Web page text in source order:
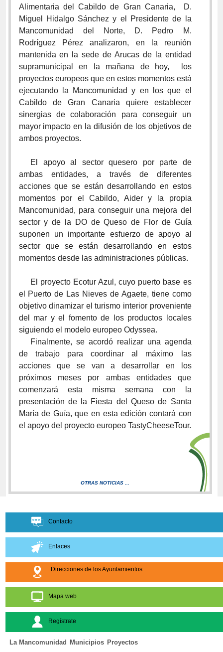
Alimentaria del Cabildo de Gran Canaria, D.
Miguel Hidalgo Sánchez y el Presidente de la
Mancomunidad del Norte, D. Pedro M.
Rodríguez Pérez analizaron, en la reunión
mantenida en la sede de Arucas de la entidad
supramunicipal en la mañana de hoy, los
proyectos europeos que en estos momentos está
ejecutando la Mancomunidad y en los que el
Cabildo de Gran Canaria quiere establecer
sinergias de colaboración para conseguir un
mayor impacto en la difusión de los objetivos de
ambos proyectos.
El apoyo al sector quesero por parte de
ambas entidades, a través de diferentes
acciones que se están desarrollando en estos
momentos por el Cabildo, Aider y la propia
Mancomunidad, para conseguir una mejora del
sector y de la DO de Queso de Flor de Guía
suponen un importante esfuerzo de apoyo al
sector que se están desarrollando en estos
momentos desde las administraciones públicas.
El proyecto Ecotur Azul, cuyo puerto base es
el Puerto de Las Nieves de Agaete, tiene como
objetivo dinamizar el turismo interior proveniente
del mar y el fomento de los productos locales
siguiendo el modelo europeo Odyssea.
Finalmente, se acordó realizar una agenda
de trabajo para coordinar al máximo las
acciones que se van a desarrollar en los
próximos meses por ambas entidades que
comenzará esta misma semana con la
presentación de la Fiesta del Queso de Santa
María de Guía, que en esta edición contará con
el apoyo del proyecto europeo TastyCheeseTour.
OTRAS NOTICIAS ...
Contacto
Enlaces
Direcciones de los Ayuntamientos
Mapa web
Regístrate
La Mancomunidad Municipios Proyectos